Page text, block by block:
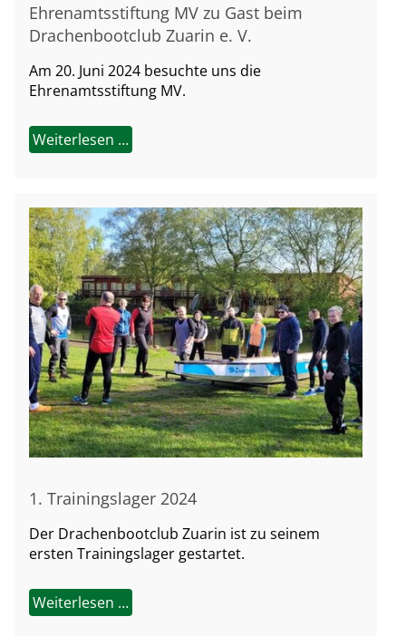
Ehrenamtsstiftung MV zu Gast beim
Drachenbootclub Zuarin e. V.
Am 20. Juni 2024 besuchte uns die
Ehrenamtsstiftung MV.
Weiterlesen …
1. Trainingslager 2024
Der Drachenbootclub Zuarin ist zu seinem
ersten Trainingslager gestartet.
Weiterlesen …